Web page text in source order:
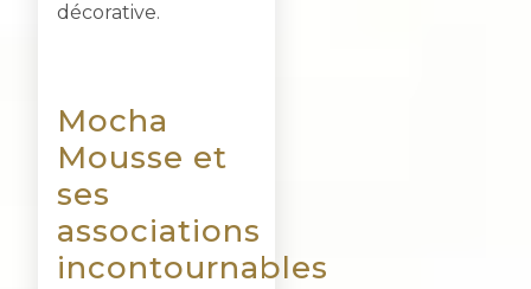
décorative.
Mocha
Mousse et
ses
associations
incontournables